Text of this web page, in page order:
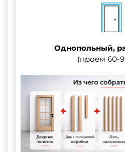
Однопольный,
(проем 60-